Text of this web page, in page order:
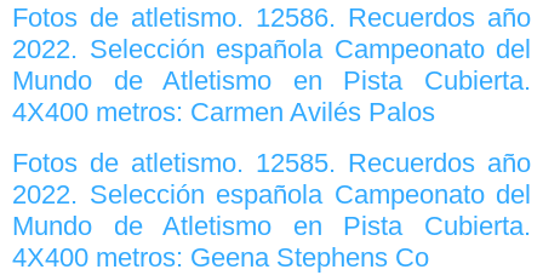
Fotos de atletismo. 12586. Recuerdos año
2022. Selección española Campeonato del
Mundo de Atletismo en Pista Cubierta.
4X400 metros: Carmen Avilés Palos
Fotos de atletismo. 12585. Recuerdos año
2022. Selección española Campeonato del
Mundo de Atletismo en Pista Cubierta.
4X400 metros: Geena Stephens Co